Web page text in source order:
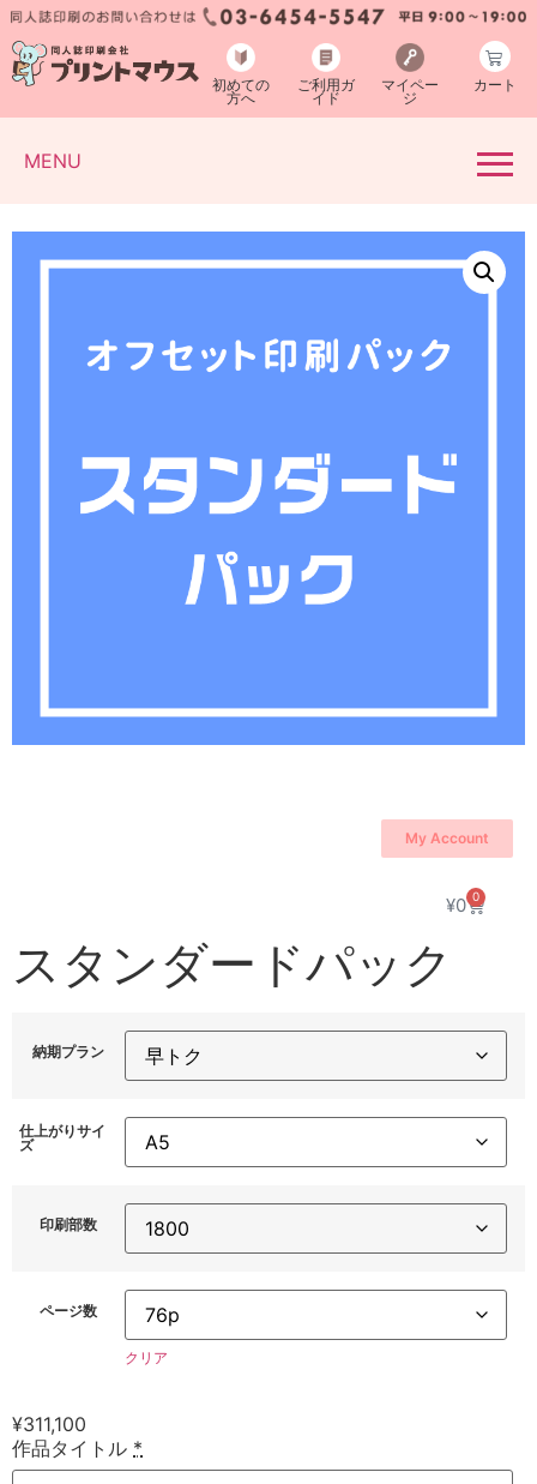
初めての
方へ
ご利用ガ
イド
マイペー
ジ
カート
MENU
My Account
¥0 0
スタンダードパック
納期プラン
仕上がりサイ
ズ
印刷部数
ページ数
クリア
¥311,100
作品タイトル *